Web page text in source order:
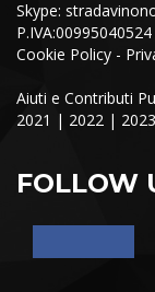
Skype:
P.IVA:00995040524
Cookie Policy -
Aiuti e Contributi
2021 | 2022 | 2023
FOLLOW